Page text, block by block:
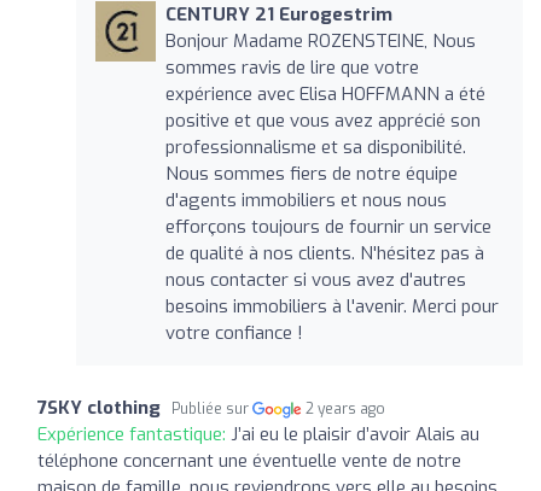
CENTURY 21 Eurogestrim
Bonjour Madame ROZENSTEINE, Nous
sommes ravis de lire que votre
expérience avec Elisa HOFFMANN a été
positive et que vous avez apprécié son
professionnalisme et sa disponibilité.
Nous sommes fiers de notre équipe
d'agents immobiliers et nous nous
efforçons toujours de fournir un service
de qualité à nos clients. N'hésitez pas à
nous contacter si vous avez d'autres
besoins immobiliers à l'avenir. Merci pour
votre confiance !
7SKY clothing Publiée sur 2 years ago
Expérience fantastique: J’ai eu le plaisir d’avoir Alais au
téléphone concernant une éventuelle vente de notre